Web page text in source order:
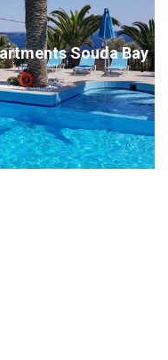
Souda Bay